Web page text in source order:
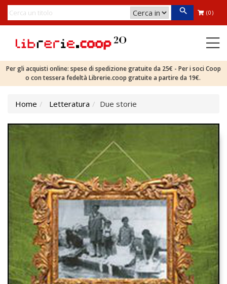
(0)
Per gli acquisti online: spese di spedizione gratuite da 25€ - Per i soci Coop
o con tessera fedeltà Librerie.coop gratuite a partire da 19€.
Home Letteratura Due storie